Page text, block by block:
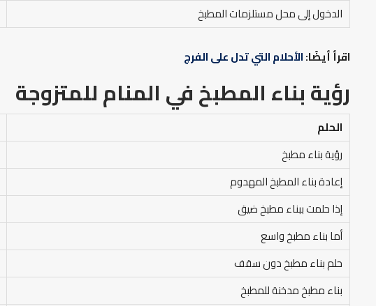
الدخول إلى محل مستلزمات المطبخ
اقرأ أيضًا:الأحلام التي تدل على الفرج
رؤية بناء المطبخ في المنام للمتزوجة
الحلم
رؤية بناء مطبخ
إعادة بناء المطبخ المهدوم
إذا حلمت ببناء مطبخ ضيق
أما بناء مطبخ واسع
حلم بناء مطبخ دون سقف
بناء مطبخ مدخنة للمطبخ